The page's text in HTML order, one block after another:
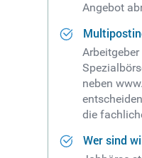
Angebot
neben
die
Wer sind